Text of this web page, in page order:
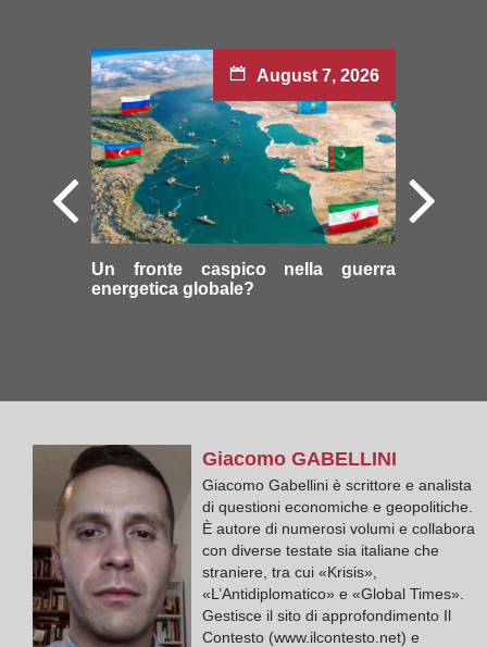
August 7, 2026
Un fronte caspico nella guerra
energetica globale?
GiacomoGABELLINI
Giacomo Gabellini è scrittore e analista
di questioni economiche e geopolitiche.
È autore di numerosi volumi e collabora
con diverse testate sia italiane che
straniere, tra cui «Krisis»,
«L’Antidiplomatico» e «Global Times».
Gestisce il sito di approfondimento Il
Contesto (www.ilcontesto.net) e